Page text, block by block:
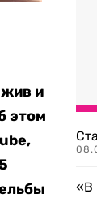
и
этом
«В